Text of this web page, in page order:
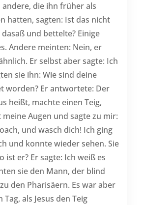
die ihn früher als
hatten, sagten: Ist das nicht
und bettelte? Einige
Andere meinten: Nein, er
Er selbst aber sagte: Ich
sie ihn: Wie sind deine
worden? Er antwortete: Der
heißt, machte einen Teig,
Augen und sagte zu mir:
und wasch dich! Ich ging
und konnte wieder sehen. Sie
ist er? Er sagte: Ich weiß es
sie den Mann, der blind
den Pharisäern. Es war aber
als Jesus den Teig